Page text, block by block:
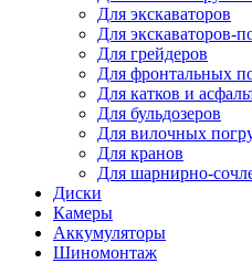
Для экскаваторов
Для экскаваторов-
Для грейдеров
Для фронтальных
Для катков и
Для бульдозеров
Для вилочных
Для кранов
Для шарнирно-
Диски
Камеры
Аккумуляторы
Шиномонтаж